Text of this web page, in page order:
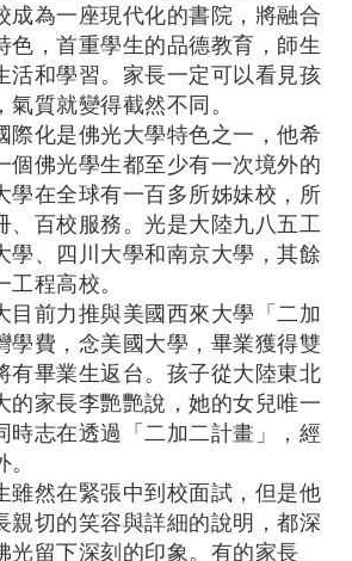
成為一座現代化的書院，將融合
色，首重學生的品德教育，師生
活和學習。家長一定可以看見孩
質就變得截然不同。
化是佛光大學特色之一，他希
個佛光學生都至少有一次境外的
學在全球有一百多所姊妹校，所
、百校服務。光是大陸九八五工
學、四川大學和南京大學，其餘
程高校。
前力推與美國西來大學 「 二加
學費，念美國大學，畢業獲得雙
有畢業生返台。孩子從大陸東北
的家長李艷艷說，她的女兒唯一
時志在透過「二加二計畫」，經
然在緊張中到校面試，但是他
親切的笑容與詳細的說明，都深
光留下深刻的印象。有的家長